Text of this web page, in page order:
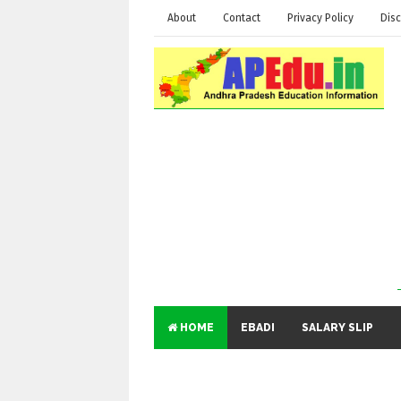
About Contact Privacy Policy
HOME EBADI SALARY SLIP